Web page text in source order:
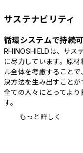
サステナビリティ
循環システムで持続
RHINOSHIELDは、サス
に尽力しています。原
ル全体を考慮すること
決方法を生み出すこと
全ての人々にとってよ
す。
もっと詳しく